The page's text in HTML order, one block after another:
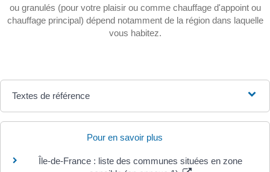
ou granulés (pour votre plaisir ou comme chauffage d'appoint ou
chauffage principal) dépend notamment de la région dans laquelle
vous habitez.
Textes de référence
Pour en savoir plus
Île-de-France : liste des communes situées en zone